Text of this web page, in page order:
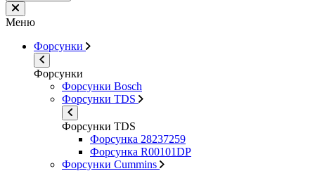
Меню
Форсунки
Форсунки
Форсунки Bosch
Форсунки TDS
Форсунки TDS
Форсунка 28237259
Форсунка R00101DP
Форсунки Cummins